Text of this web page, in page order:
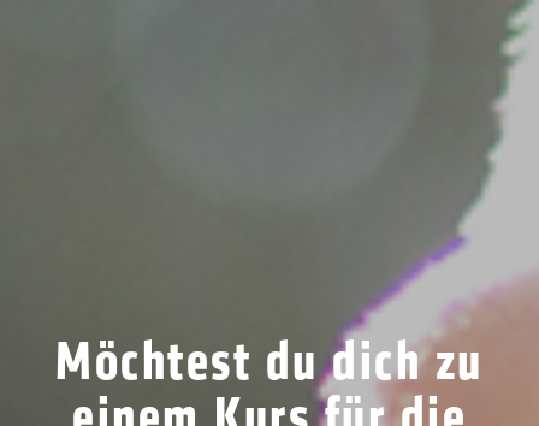
Möchtest du dich zu